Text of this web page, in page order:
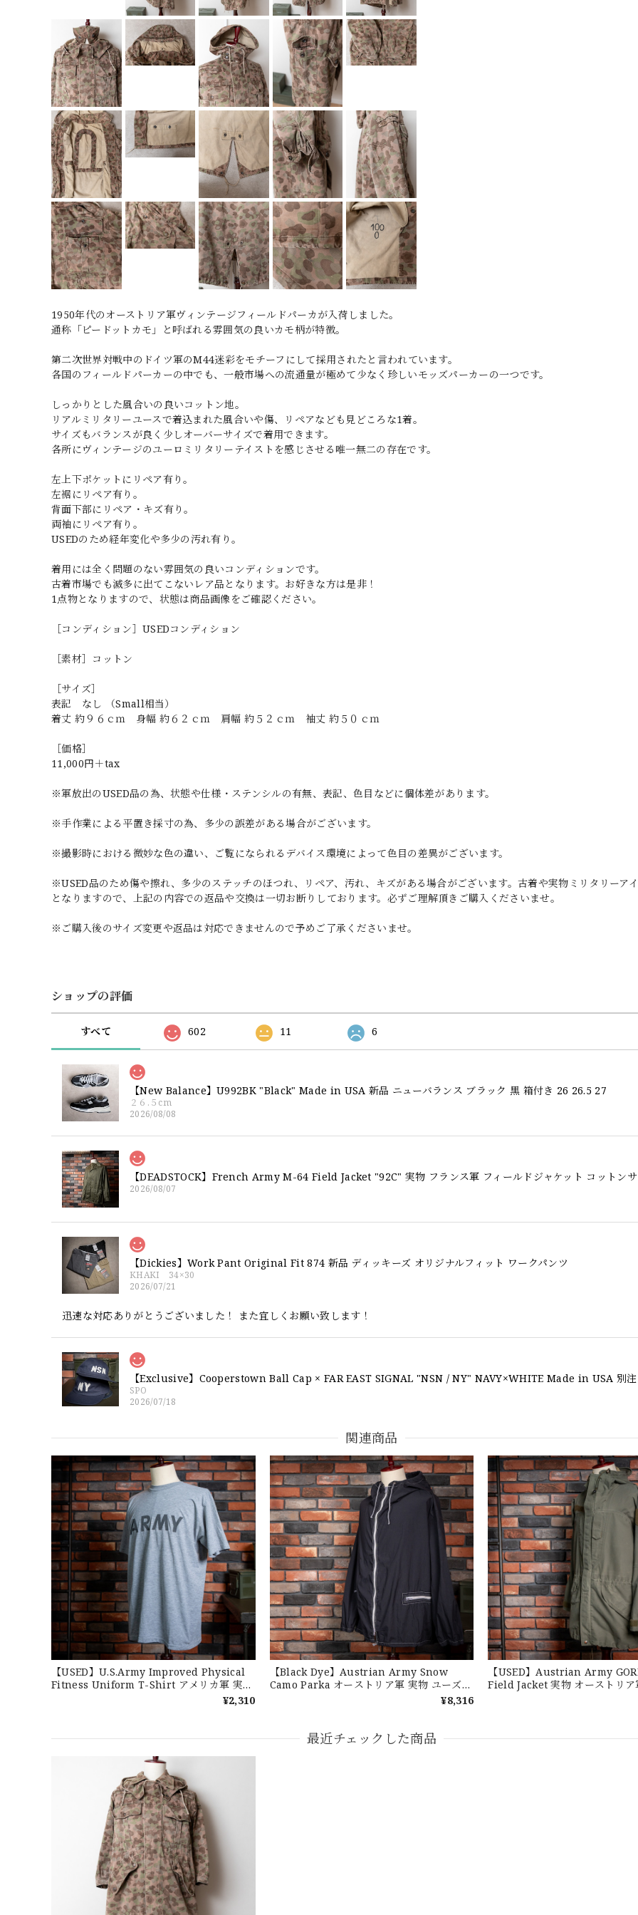
1950年代のオーストリア軍ヴィンテージフィールドパーカが入荷しました。
通称「ピードットカモ」と呼ばれる雰囲気の良いカモ柄が特徴。
第二次世界対戦中のドイツ軍のM44迷彩をモチーフにして採用されたと言われています。
各国のフィールドパーカーの中でも、一般市場への流通量が極めて少なく珍しいモッズパーカーの一つです。
しっかりとした風合いの良いコットン地。
リアルミリタリーユースで着込まれた風合いや傷、リペアなども見どころな1着。
サイズもバランスが良く少しオーバーサイズで着用できます。
各所にヴィンテージのユーロミリタリーテイストを感じさせる唯一無二の存在です。
左上下ポケットにリペア有り。
左裾にリペア有り。
背面下部にリペア・キズ有り。
両袖にリペア有り。
USEDのため経年変化や多少の汚れ有り。
着用には全く問題のない雰囲気の良いコンディションです。
古着市場でも滅多に出てこないレア品となります。お好きな方は是非！
1点物となりますので、状態は商品画像をご確認ください。
［コンディション］USEDコンディション
［素材］コットン
［サイズ］
表記 なし （Small相当）
着丈 約９６ｃｍ 身幅 約６２ｃｍ 肩幅 約５２ｃｍ 袖丈 約５０ｃｍ
［価格］
11,000円＋tax
※軍放出のUSED品の為、状態や仕様・ステンシルの有無、表記、色目などに個体差があります。
※手作業による平置き採寸の為、多少の誤差がある場合がございます。
※撮影時における微妙な色の違い、ご覧になられるデバイス環境によって色目の差異がございます。
※USED品のため傷や擦れ、多少のステッチのほつれ、リペア、汚れ、キズがある場合がございます。古着や実物ミリタリーア
となりますので、上記の内容での返品や交換は一切お断りしております。必ずご理解頂きご購入くださいませ。
※ご購入後のサイズ変更や返品は対応できませんので予めご了承くださいませ。
ショップの評価
すべて 602 11 6
【New Balance】U992BK "Black" Made in USA 新品 ニューバランス ブラック 黒 箱付き 26 26.5 27
２６.５cm
2026/08/08
2026/08/07
【Dickies】Work Pant Original Fit 874 新品 ディッキーズ オリジナルフィット ワークパンツ
KHAKI 34×30
2026/07/21
迅速な対応ありがとうございました！ また宜しくお願い致します！
SPO
2026/07/18
交換商品受け取りました 速い発送ありがとうございました 又、トートバッグありがとうございます。使わせて頂きます。商品
ューエラとはひと味違ってとてもいいと思います。チェーンステッチが雰囲気があり、他とかぶらない感じが気に入りました。
YouTube 楽しみにしてます
GREEN
2026/07/17
【W36】POLO by Ralph Lauren POLO CHINO ポロチノ ラルフローレン ユーズド ショーツ ショートパン
2026/07/17
なかなか見つからないこの色味が本当に好きです！ありがとうございました！
【LARGE】Ralph Lauren Short Sleeve Cotton BD Shirt ラルフローレン ユーズド 半袖 ボタンダウンシャツ
2026/07/14
３.1947 New York Cubans
関連商品
【USED】U.S.Army Improved Physical
Fitness Uniform T-Shirt アメリカ軍 実物
¥2,310
【Black Dye】Austrian Army Snow
Camo Parka オーストリア軍 実物 ユーズド
スノーカモスモック スノーカモパーカー S
¥8,316
【USED】Austrian Army
Field Jacket 実物 オーストリア
ン ゴアテックス ジャケット ユ
最近チェックした商品